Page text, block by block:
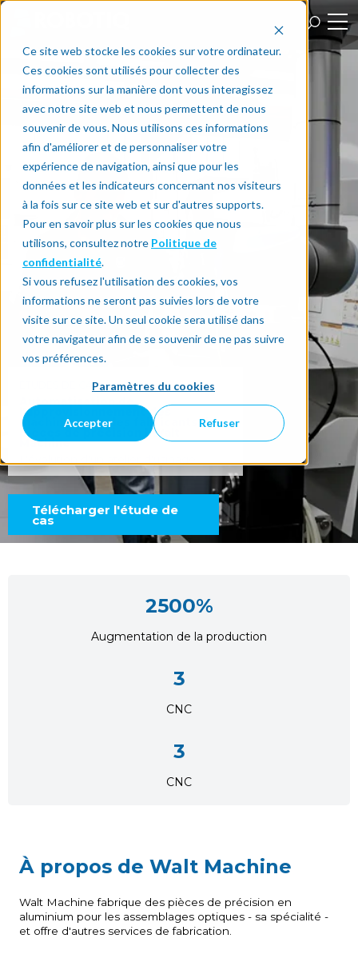
Ce site web stocke les cookies sur votre ordinateur.
Ces cookies sont utilisés pour collecter des
informations sur la manière dont vous interagissez
avec notre site web et nous permettent de nous
souvenir de vous. Nous utilisons ces informations
afin d'améliorer et de personnaliser votre
expérience de navigation, ainsi que pour les
données et les indicateurs concernant nos visiteurs
à la fois sur ce site web et sur d'autres supports.
Pour en savoir plus sur les cookies que nous
utilisons, consultez notre Politique de
confidentialité.
Si vous refusez l'utilisation des cookies, vos
informations ne seront pas suivies lors de votre
visite sur ce site. Un seul cookie sera utilisé dans
votre navigateur afin de se souvenir de ne pas suivre
vos préférences.
Paramètres du cookies
Accepter Refuser
ÉTUDES DE CAS
Automatisation de
l'approvisionnement des
machines pour les fabricants de
pièces de précision | Walt
Machine
Télécharger l'étude de
cas
2500%
Augmentation de la production
3
CNC
3
CNC
À propos de Walt Machine
Walt Machine fabrique des pièces de précision en
aluminium pour les assemblages optiques - sa spécialité -
et offre d'autres services de fabrication.